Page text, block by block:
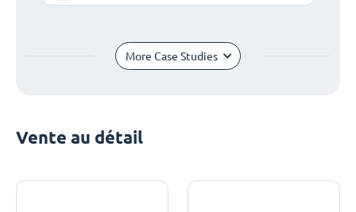
More Case Studies
Vente au détail